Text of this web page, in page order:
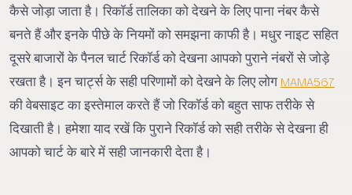
कैसे जोड़ा जाता है। रिकॉर्ड तालिका को देखने के लिए पाना नंबर कैसे
बनते हैं और इनके पीछे के नियमों को समझना काफी है। मधुर नाइट सहित
दूसरे बाजारों के पैनल चार्ट रिकॉर्ड को देखना आपको पुराने नंबरों से जोड़े
रखता है। इन चार्ट्स के सही परिणामों को देखने के लिए लोग MAMA567
की वेबसाइट का इस्तेमाल करते हैं जो रिकॉर्ड को बहुत साफ तरीके से
दिखाती है। हमेशा याद रखें कि पुराने रिकॉर्ड को सही तरीके से देखना ही
आपको चार्ट के बारे में सही जानकारी देता है।